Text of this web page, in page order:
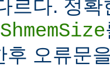
르다. 정
후 오류문